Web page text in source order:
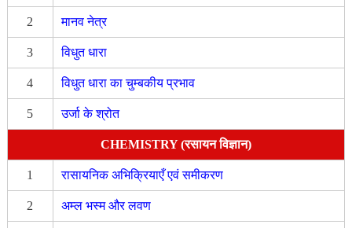
2 मानव नेत्र
3 विधुत धारा
4 विधुत धारा का चुम्बकीय प्रभाव
5 उर्जा के श्रोत
CHEMISTRY (रसायन विज्ञान)
1 रासायनिक अभिक्रियाएँ एवं समीकरण
2 अम्ल भस्म और लवण